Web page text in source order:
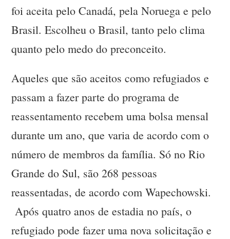
foi aceita pelo Canadá, pela Noruega e pelo
Brasil. Escolheu o Brasil, tanto pelo clima
quanto pelo medo do preconceito.
Aqueles que são aceitos como refugiados e
passam a fazer parte do programa de
reassentamento recebem uma bolsa mensal
durante um ano, que varia de acordo com o
número de membros da família. Só no Rio
Grande do Sul, são 268 pessoas
reassentadas, de acordo com Wapechowski.
Após quatro anos de estadia no país, o
refugiado pode fazer uma nova solicitação e